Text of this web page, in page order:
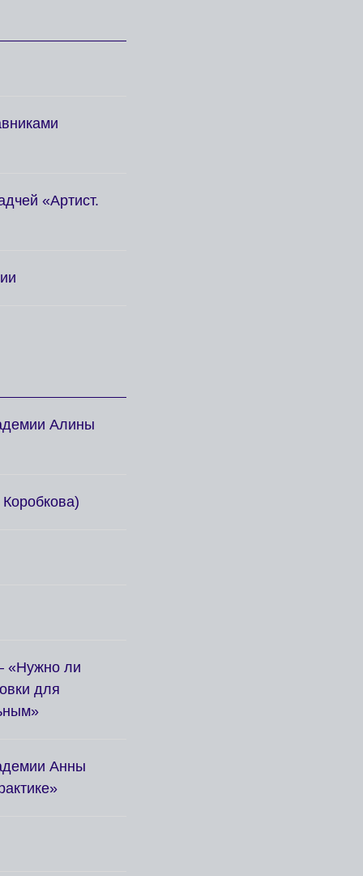
«Артист.
Алины
«Нужно ли
для
Анны